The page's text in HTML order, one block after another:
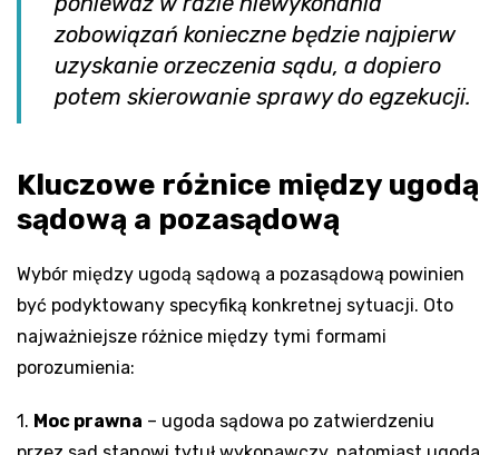
zobowiązań konieczne będzie najpierw
uzyskanie orzeczenia sądu, a dopiero
potem skierowanie sprawy do egzekucji.
Kluczowe różnice między ugodą
sądową a pozasądową
Wybór między ugodą sądową a pozasądową powinien
być podyktowany specyfiką konkretnej sytuacji. Oto
najważniejsze różnice między tymi formami
porozumienia:
1. Moc prawna – ugoda sądowa po zatwierdzeniu